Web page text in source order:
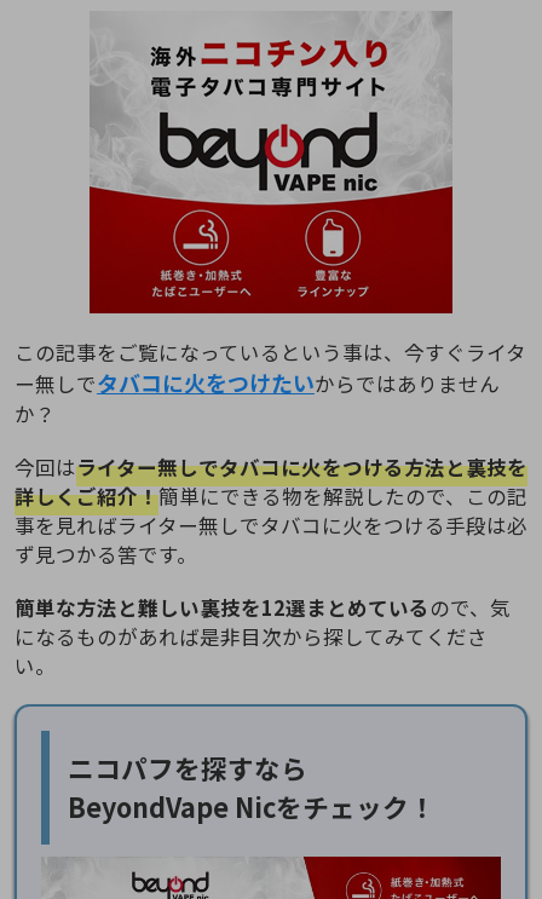
この記事をご覧になっているという事は、今すぐライタ
ー無しでタバコに火をつけたいからではありません
か？
今回はライター無しでタバコに火をつける方法と裏技を
詳しくご紹介！簡単にできる物を解説したので、この記
事を見ればライター無しでタバコに火をつける手段は必
ず見つかる筈です。
簡単な方法と難しい裏技を12選まとめている ので、気
になるものがあれば是非目次から探してみてくださ
い。
ニコパフを探すなら
BeyondVape Nicをチェック！